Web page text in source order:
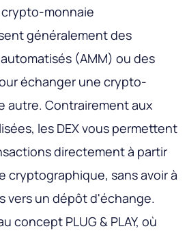
monnaie
généralement des
(AMM) ou des
échanger une crypto-
autre. Contrairement aux
les DEX vous permettent
directement à partir
cryptographique, sans avoir à
vers un dépôt d'échange.
concept PLUG & PLAY, où